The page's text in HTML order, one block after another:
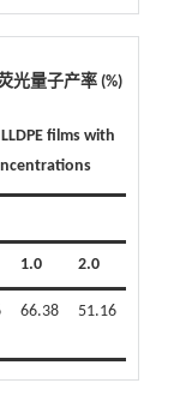
光量子产率 (%)
films with
1.0 2.0
66.38 51.16